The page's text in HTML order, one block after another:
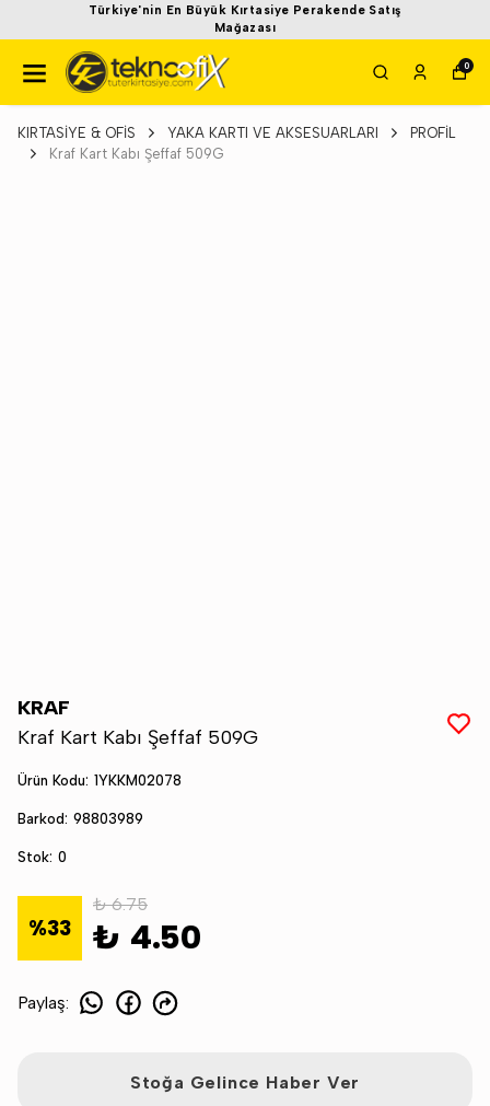
Türkiye'nin En Büyük Kırtasiye Perakende Satış
Mağazası
0
KIRTASİYE & OFİS YAKA KARTI VE AKSESUARLARI
PROFİL
Kraf Kart Kabı Şeffaf 509G
KRAF
Kraf Kart Kabı Şeffaf 509G
Ürün Kodu: 1YKKM02078
Barkod: 98803989
Stok: 0
%33
₺ 6.75
₺ 4.50
Paylaş:
Stoğa Gelince Haber Ver